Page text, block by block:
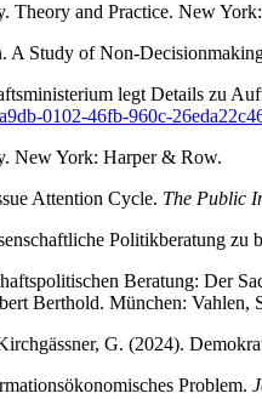
Theory and Practice. New
Study of Non-
legt Details zu
0102-46fb-960c-
New York: Harper & Row.
Attention Cycle. The Public
Politikberatung zu
Beratung: Der
Berthold. München: Vahlen,
G. (2024).
Problem.